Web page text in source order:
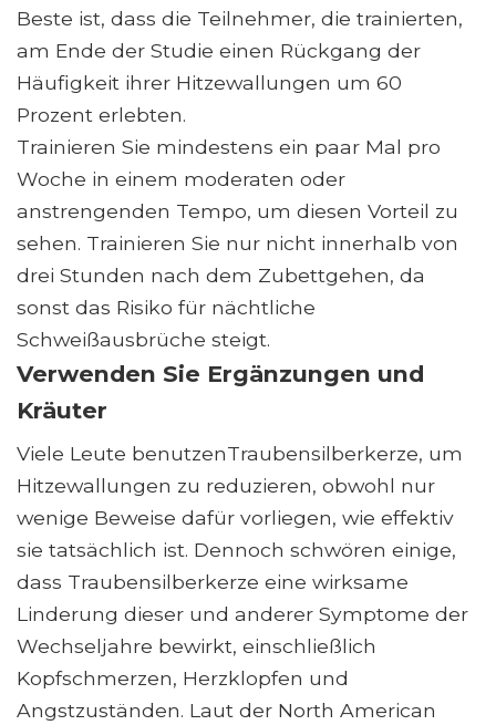
Beste ist, dass die Teilnehmer, die trainierten,
am Ende der Studie einen Rückgang der
Häufigkeit ihrer Hitzewallungen um 60
Prozent erlebten.
Trainieren Sie mindestens ein paar Mal pro
Woche in einem moderaten oder
anstrengenden Tempo, um diesen Vorteil zu
sehen. Trainieren Sie nur nicht innerhalb von
drei Stunden nach dem Zubettgehen, da
sonst das Risiko für nächtliche
Schweißausbrüche steigt.
Verwenden Sie Ergänzungen und
Kräuter
Viele Leute benutzenTraubensilberkerze, um
Hitzewallungen zu reduzieren, obwohl nur
wenige Beweise dafür vorliegen, wie effektiv
sie tatsächlich ist. Dennoch schwören einige,
dass Traubensilberkerze eine wirksame
Linderung dieser und anderer Symptome der
Wechseljahre bewirkt, einschließlich
Kopfschmerzen, Herzklopfen und
Angstzuständen. Laut der North American